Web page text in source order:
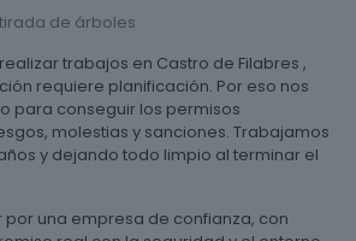
de árboles
trabajos en Castro de Filabres ,
requiere planificación. Por eso nos
para conseguir los permisos
molestias y sanciones. Trabajamos
y dejando todo limpio al terminar el
por una empresa de confianza, con